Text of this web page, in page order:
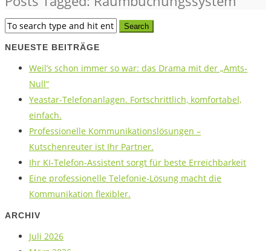
NEUESTE BEITRÄGE
Weil’s schon immer so war: das Drama mit der „Amts-
Null“
Yeastar-Telefonanlagen. Fortschrittlich, komfortabel,
einfach.
Professionelle Kommunikationslösungen –
Kutschenreuter ist Ihr Partner.
Ihr KI-Telefon-Assistent sorgt für beste Erreichbarkeit
Eine professionelle Telefonie-Lösung macht die
Kommunikation flexibler.
ARCHIV
Juli 2026